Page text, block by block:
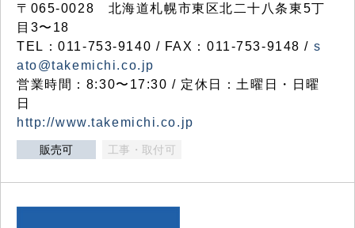
〒065-0028 北海道札幌市東区北二十八条東5丁
目3〜18
TEL：011-753-9140 / FAX：011-753-9148 / s
ato@takemichi.co.jp
営業時間：8:30〜17:30 / 定休日：土曜日・日曜
日
http://www.takemichi.co.jp
販売可 工事・取付可